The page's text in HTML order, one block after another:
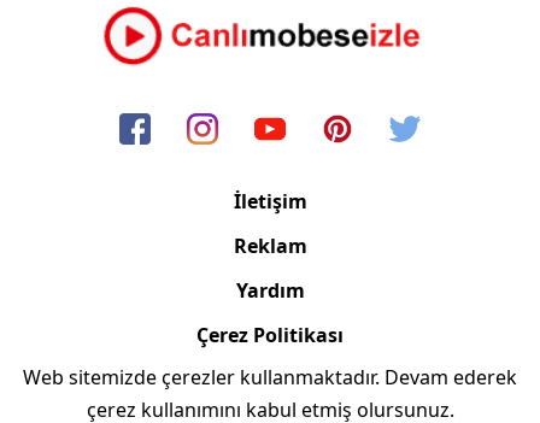
İletişim
Reklam
Yardım
Çerez Politikası
Copyright © 2006/2024 Canlimobeseizle.com
Web sitemizde çerezler kullanmaktadır. Devam ederek
çerez kullanımını kabul etmiş olursunuz.